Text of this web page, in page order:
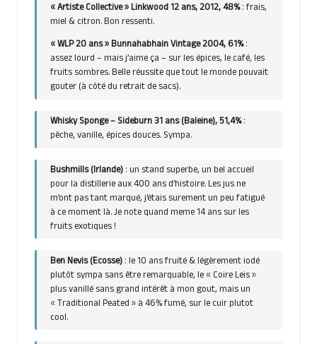
« Artiste Collective » Linkwood 12 ans, 2012, 48%: frais,
miel & citron. Bon ressenti.
« WLP 20 ans » Bunnahabhain Vintage 2004, 61%:
assez lourd – mais j’aime ça – sur les épices, le café, les
fruits sombres. Belle réussite que tout le monde pouvait
gouter (à côté du retrait de sacs).
Whisky Sponge – Sideburn 31 ans (Baleine), 51,4%:
pêche, vanille, épices douces. Sympa.
Bushmills(Irlande): un stand superbe, un bel accueil
pour la distillerie aux 400 ans d’histoire. Les jus ne
m’ont pas tant marqué, j’étais surement un peu fatigué
à ce moment là. Je note quand meme 14 ans sur les
fruits exotiques !
Ben Nevis (Ecosse): le 10 ans fruité & légèrement iodé
plutôt sympa sans être remarquable, le « Coire Leis »
plus vanillé sans grand intérêt à mon gout, mais un
« Traditional Peated » à 46% fumé, sur le cuir plutot
cool.